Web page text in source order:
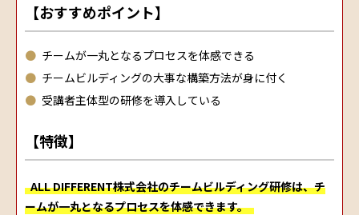
【おすすめポイント】
チームが一丸となるプロセスを体感できる
チームビルディングの大事な構築方法が身に付く
受講者主体型の研修を導入している
【特徴】
ALL DIFFERENT株式会社のチームビルディング研修は、チ
ームが一丸となるプロセスを体感できます。